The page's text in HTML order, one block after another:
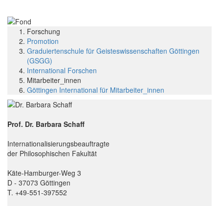
Forschung
Promotion
Graduiertenschule für Geisteswissenschaften Göttingen
(GSGG)
International Forschen
Mitarbeiter_innen
Göttingen International für Mitarbeiter_innen
Prof. Dr. Barbara Schaff
Internationalisierungsbeauftragte
der Philosophischen Fakultät
Käte-Hamburger-Weg 3
D - 37073 Göttingen
T. +49-551-397552